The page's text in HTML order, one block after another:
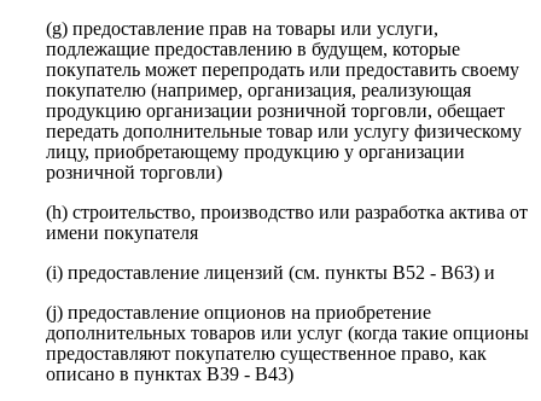
(g) предоставление прав на товары или услуги,
подлежащие предоставлению в будущем, которые
покупатель может перепродать или предоставить своему
покупателю (например, организация, реализующая
продукцию организации розничной торговли, обещает
передать дополнительные товар или услугу физическому
лицу, приобретающему продукцию у организации
розничной торговли)
(h) строительство, производство или разработка актива от
имени покупателя
(i) предоставление лицензий (см. пункты B52 - B63) и
(j) предоставление опционов на приобретение
дополнительных товаров или услуг (когда такие опционы
предоставляют покупателю существенное право, как
описано в пунктах B39 - B43)